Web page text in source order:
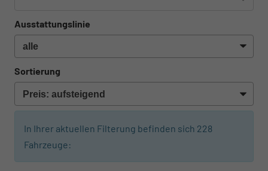
Ausstattungslinie
Sortierung
In Ihrer aktuellen Filterung befinden sich 228
Fahrzeuge:
ab 220,– € mtl.